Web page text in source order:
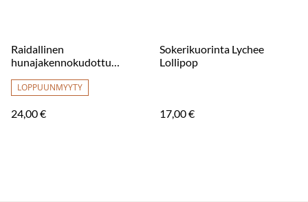
Raidallinen
hunajakennokudottu
x 100 cm
LOPPUUNMYYTY
24,00 €
Sokerikuorinta Lychee
Lollipop
17,00 €